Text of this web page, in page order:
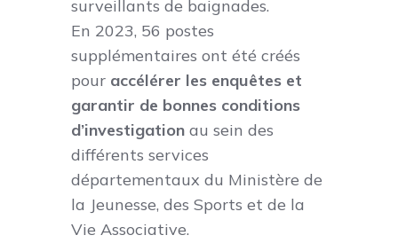
surveillants de baignades.
En 2023, 56 postes
supplémentaires ont été créés
pour accélérer les enquêtes et
garantir de bonnes conditions
d’investigation au sein des
différents services
départementaux du Ministère de
la Jeunesse, des Sports et de la
Vie Associative.